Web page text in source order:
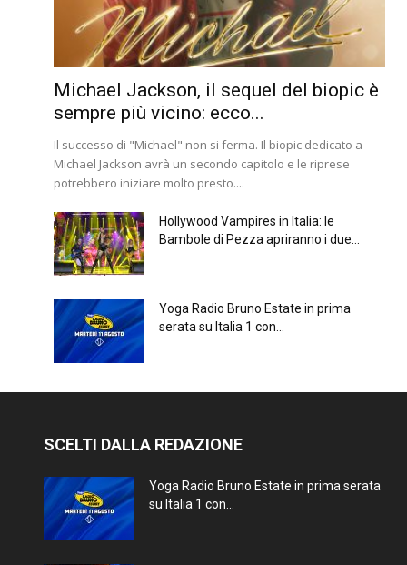
Michael Jackson, il sequel del biopic è
sempre più vicino: ecco...
Il successo di "Michael" non si ferma. Il biopic dedicato a
Michael Jackson avrà un secondo capitolo e le riprese
potrebbero iniziare molto presto....
Hollywood Vampires in Italia: le
Bambole di Pezza apriranno i due...
Yoga Radio Bruno Estate in prima
serata su Italia 1 con...
SCELTI DALLA REDAZIONE
Yoga Radio Bruno Estate in prima serata
su Italia 1 con...